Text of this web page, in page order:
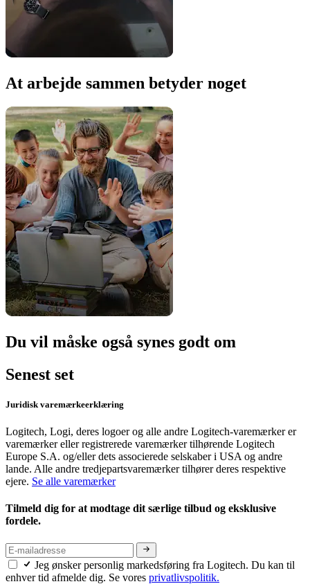
At arbejde sammen betyder noget
Du vil måske også synes godt om
Senest set
Juridisk varemærkeerklæring
Logitech, Logi, deres logoer og alle andre Logitech-varemærker er
varemærker eller registrerede varemærker tilhørende Logitech
Europe S.A. og/eller dets associerede selskaber i USA og andre
lande. Alle andre tredjepartsvaremærker tilhører deres respektive
ejere. Se alle varemærker
Tilmeld dig for at modtage dit særlige tilbud og eksklusive
fordele.
Jeg ønsker personlig markedsføring fra Logitech. Du kan til
enhver tid afmelde dig. Se vores privatlivspolitik.